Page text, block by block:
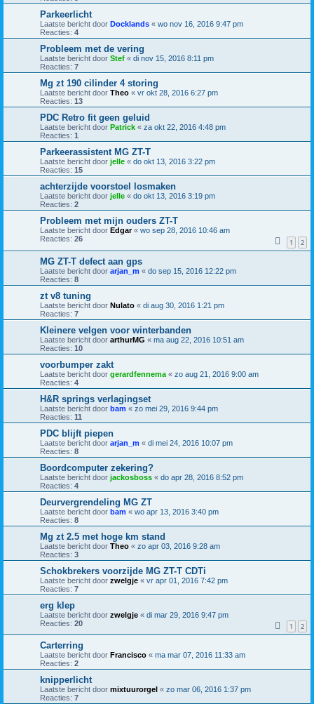
Parkeerlicht
Laatste bericht door Docklands « wo nov 16, 2016 9:47 pm
Reacties: 4
Probleem met de vering
Laatste bericht door Stef « di nov 15, 2016 8:11 pm
Reacties: 7
Mg zt 190 cilinder 4 storing
Laatste bericht door Theo « vr okt 28, 2016 6:27 pm
Reacties: 13
PDC Retro fit geen geluid
Laatste bericht door Patrick « za okt 22, 2016 4:48 pm
Reacties: 1
Parkeerassistent MG ZT-T
Laatste bericht door jelle « do okt 13, 2016 3:22 pm
Reacties: 15
achterzijde voorstoel losmaken
Laatste bericht door jelle « do okt 13, 2016 3:19 pm
Reacties: 2
Probleem met mijn ouders ZT-T
Laatste bericht door Edgar« wo sep 28, 2016 10:46 am
Reacties: 26 1 2
MG ZT-T defect aan gps
Laatste bericht door arjan_m « do sep 15, 2016 12:22 pm
Reacties: 8
zt v8 tuning
Laatste bericht door Nulato « di aug 30, 2016 1:21 pm
Reacties: 7
Kleinere velgen voor winterbanden
Laatste bericht door arthurMG « ma aug 22, 2016 10:51 am
Reacties: 10
voorbumper zakt
Laatste bericht door gerardfennema « zo aug 21, 2016 9:00 am
Reacties: 4
H&R springs verlagingset
Laatste bericht door bam « zo mei 29, 2016 9:44 pm
Reacties: 11
PDC blijft piepen
Laatste bericht door arjan_m « di mei 24, 2016 10:07 pm
Reacties: 8
Boordcomputer zekering?
Laatste bericht door jackosboss « do apr 28, 2016 8:52 pm
Reacties: 4
Deurvergrendeling MG ZT
Laatste bericht door bam « wo apr 13, 2016 3:40 pm
Reacties: 8
Mg zt 2.5 met hoge km stand
Laatste bericht door Theo « zo apr 03, 2016 9:28 am
Reacties: 3
Schokbrekers voorzijde MG ZT-T CDTi
Laatste bericht door zwelgje « vr apr 01, 2016 7:42 pm
Reacties: 7
erg klep
Laatste bericht door zwelgje « di mar 29, 2016 9:47 pm
Reacties: 20 1 2
Carterring
Laatste bericht door Francisco « ma mar 07, 2016 11:33 am
Reacties: 2
knipperlicht
Laatste bericht door mixtuurorgel « zo mar 06, 2016 1:37 pm
Reacties: 7